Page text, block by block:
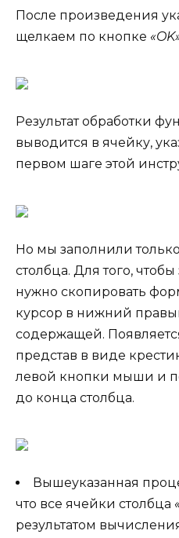
После произведения
щелкаем по кнопке
Результат обработки
выводится в ячейку,
первом шаге этой
Но мы заполнили
столбца. Для того,
нужно скопировать
курсор в нижний
содержащей.
представ в виде
левой кнопки мыши и
до конца столбца.
Вышеуказанная
что все ячейки столбца
результатом